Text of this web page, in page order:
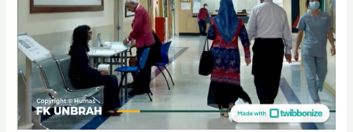
Tiru
ke
SEGi
University:
Fokus
pada